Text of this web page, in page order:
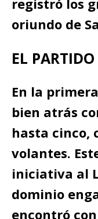
registró los
oriundo de
EL PARTIDO
En la
bien atrás
hasta cinco,
volantes.
iniciativa al
dominio
encontró